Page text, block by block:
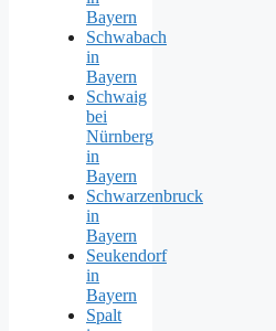
Bayern
Schwabach
in
Bayern
Schwaig
bei
Nürnberg
in
Bayern
Schwarzenbruck
in
Bayern
Seukendorf
in
Bayern
Spalt